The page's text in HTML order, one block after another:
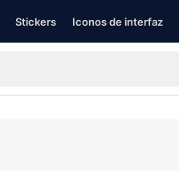
Stickers Iconos de interfaz